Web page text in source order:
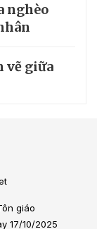
nghèo
vẽ giữa
giáo
17/10/2025